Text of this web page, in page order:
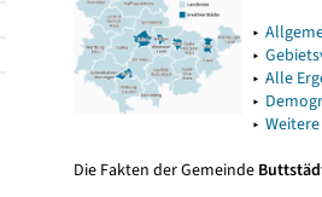
▸
▸
▸ Alle
▸
▸
Die Fakten der Gemeinde